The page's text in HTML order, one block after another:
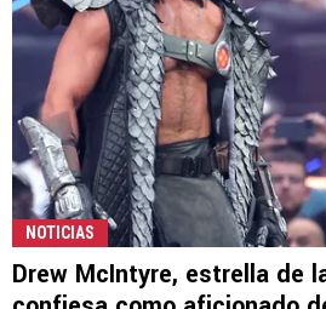
NOTICIAS
Drew McIntyre, estrella de